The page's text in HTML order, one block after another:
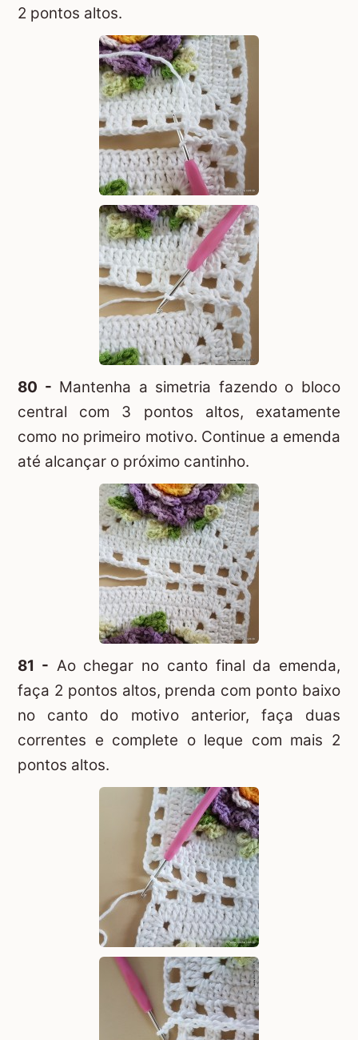
2 pontos altos.
80 - Mantenha a simetria fazendo o bloco
central com 3 pontos altos, exatamente
como no primeiro motivo. Continue a emenda
até alcançar o próximo cantinho.
81 - Ao chegar no canto final da emenda,
faça 2 pontos altos, prenda com ponto baixo
no canto do motivo anterior, faça duas
correntes e complete o leque com mais 2
pontos altos.